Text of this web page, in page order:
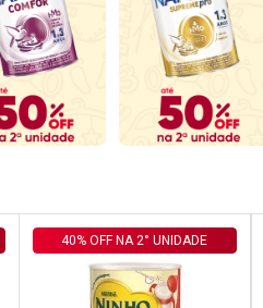
40% OFF NA 2° UNIDADE